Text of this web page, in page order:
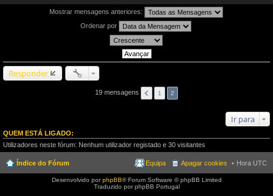
Mostrar mensagens anteriores:
Ordenar por
Responder
19 mensagens 1 2
Ir para
QUEM ESTÁ LIGADO:
Utilizadores neste fórum: Nenhum utilizador registado e 30 visitantes
Índice do Fórum Hora UTC
Apagar cookies
Equipa
Desenvolvido porphpBB® Forum Software © phpBB Limited
Traduzido por phpBB Portugal